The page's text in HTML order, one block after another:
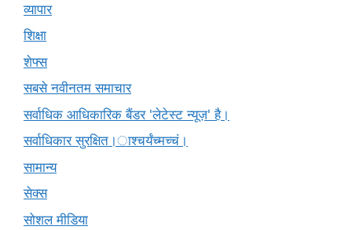
व्यापार
शिक्षा
शेफ्स
सबसे नवीनतम समाचार
सर्वाधिक आधिकारिक बैंडर 'लेटेस्ट न्यूज़' है।
सर्वाधिकार सुरक्षित।ाश्चर्यंच्मच्चं।
सामान्य
सेक्स
सोशल मीडिया